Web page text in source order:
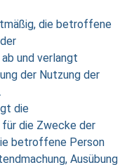
die betroffene
und verlangt
der Nutzung der
die
die Zwecke der
betroffene Person
Ausübung